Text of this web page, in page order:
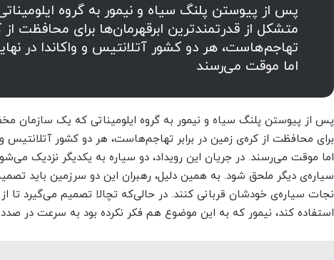
پس از پیوستن پلنگ سیاه و نیمور به گروه
متشکل از قدرتمندترین ابرقهرمان‌ها برای محافظت از
تهاجم‌هاست، هر دو کشور آتلانتیس و واکاندا در
اما موقت می‌رسند
پس از پیوستن پلنگ سیاه و نیمور به گروه ایلومیناتی که یک سازمان
برای محافظت از کره‌ی زمین در برابر تهاجم‌هاست، هر دو کشور
اما موقت می‌رسند. در جریان این رویداد، دو سیاره به یکدیگر نزدیک
سیاره‌ی دیگر ملحق شود. به همین دلیل، رهبران این دو سرزمین باید
نجات سیاره‌ی خودشان قربانی کنند. در حالی‌که تچالا تصمیم می‌گیرد تا
استفاده کند، نیمور که به این موضوع هم فکر نکرده بود به سرعت در